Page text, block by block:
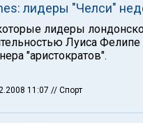
лидеры "Челси"
лидеры
Луиса Фелипе
"аристократов".
11:07 // Спорт